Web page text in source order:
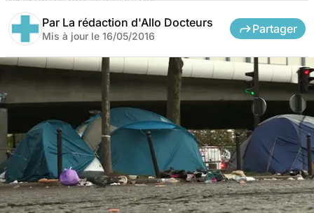
Par La rédaction d'Allo Docteurs
Mis à jour le 16/05/2016
Partager